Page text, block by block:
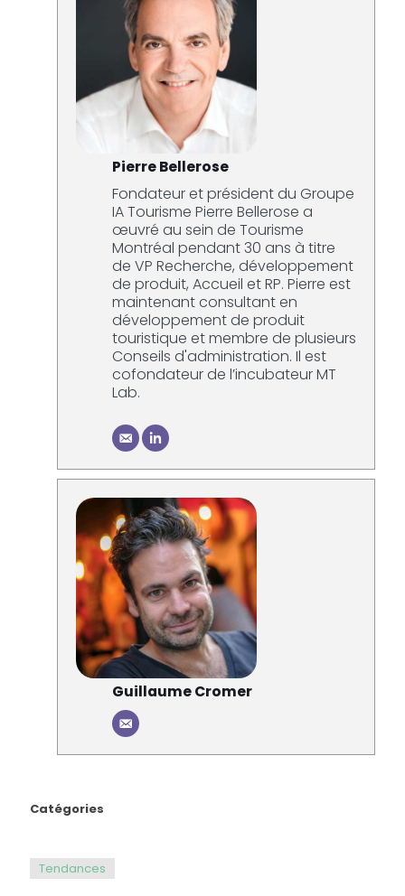
Pierre Bellerose
Fondateur et président du Groupe
IA Tourisme Pierre Bellerose a
œuvré au sein de Tourisme
Montréal pendant 30 ans à titre
de VP Recherche, développement
de produit, Accueil et RP. Pierre est
maintenant consultant en
développement de produit
touristique et membre de plusieurs
Conseils d'administration. Il est
cofondateur de l’incubateur MT
Lab.
Guillaume Cromer
Catégories
Tendances